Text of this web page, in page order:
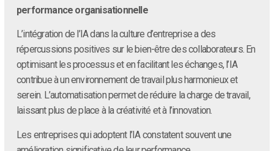
performance organisationnelle
L’intégration de l’IA dans la culture d’entreprise a des
répercussions positives sur le bien-être des collaborateurs. En
optimisant les processus et en facilitant les échanges, l’IA
contribue à un environnement de travail plus harmonieux et
serein. L’automatisation permet de réduire la charge de travail,
laissant plus de place à la créativité et à l’innovation.
Les entreprises qui adoptent l’IA constatent souvent une